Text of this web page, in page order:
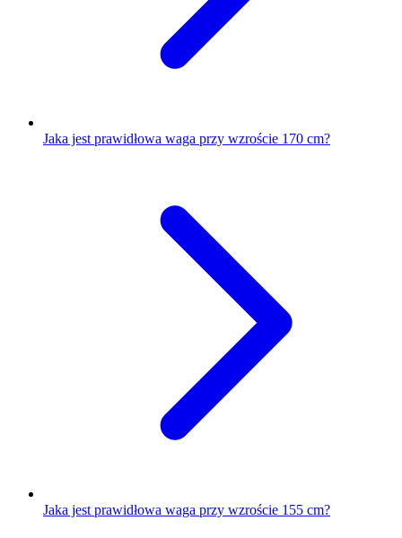
Jaka jest prawidłowa waga przy wzroście 170 cm?
Jaka jest prawidłowa waga przy wzroście 155 cm?